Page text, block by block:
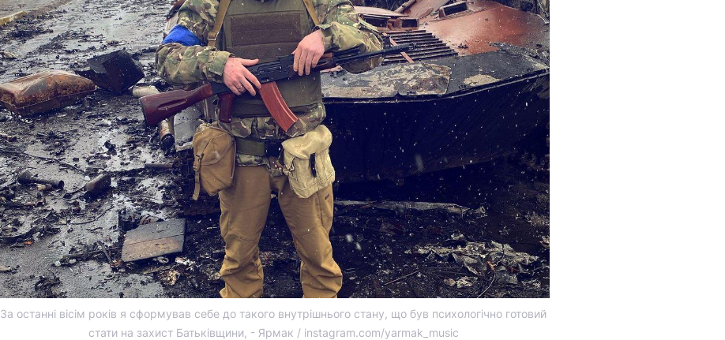
За останні вісім років я сформував себе до такого внутрішнього стану, що був психологічно готовий
стати на захист Батьківщини, - Ярмак / instagram.com/yarmak_music